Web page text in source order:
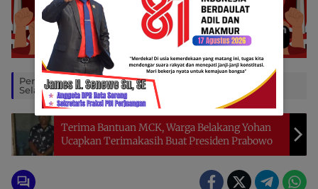
Penulis: Humas Polres Sorong
Selatan
Editor: Yohanes
Terima Bantuan MCK, Warga Belakang Yohan
Ucapkan Terimakasih Buat Presiden Prabowo